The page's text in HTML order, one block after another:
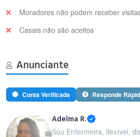
Moradores não podem receber
Casais não são aceitos
Anunciante
Conta Verificada Responde
Adelma R.
Sou Enfermeira, flexível,